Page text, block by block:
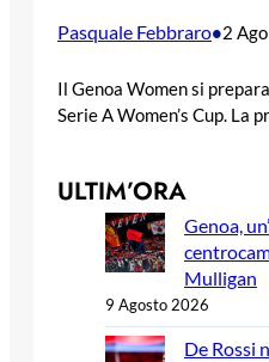
Pasquale Febbraro•2 Ago
Il Genoa Women si
Serie A Women’s Cup. La
ULTIM’ORA
Genoa,
Mulligan
9 Agosto 2026
De Rossi